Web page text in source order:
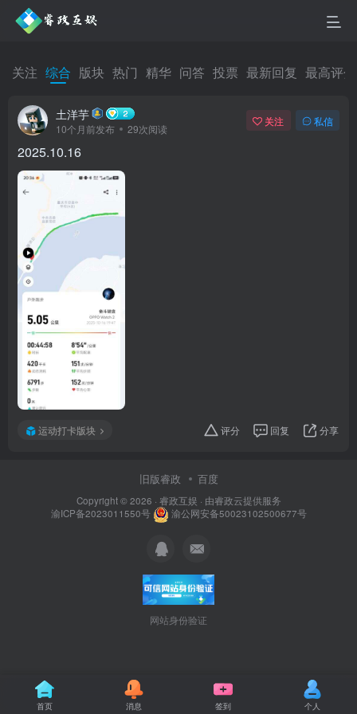
关注 综合 版块 热门 精华 问答 投票 最新回复 最高评分
土洋芋
10个月前发布 29次阅读
关注 私信
2025.10.16
运动打卡版块 评分 回复 分享
旧版睿政 百度
Copyright © 2026 · 睿政互娱 · 由睿政云提供服务
渝ICP备2023011550号
渝公网安备50023102500677号
网站身份验证
首页 消息 签到 个人